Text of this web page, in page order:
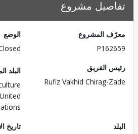
مشروع
المشروع
الفريق
Rufiz Vakhid Chirag-
البلد المقترض
Agriculture
the United
Nations
تاريخ الإفصاح